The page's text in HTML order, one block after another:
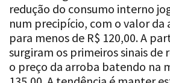
redução do consumo interno
num precipício, com o valor da
para menos de R$ 120,00. A
surgiram os primeiros sinais de
o preço da arroba batendo na